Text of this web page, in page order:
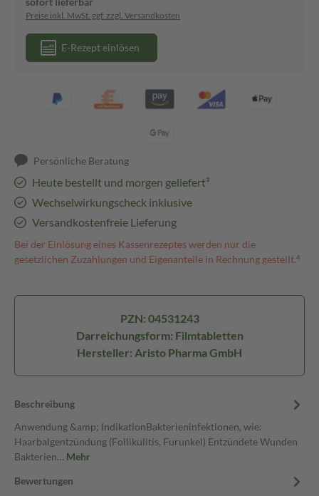
Preise inkl. MwSt. ggf. zzgl. Versandkosten
E-Rezept einlösen
Persönliche Beratung
Heute bestellt und morgen geliefert³
Wechselwirkungscheck inklusive
Versandkostenfreie Lieferung
Bei der Einlösung eines Kassenrezeptes werden nur die
gesetzlichen Zuzahlungen und Eigenanteile in Rechnung gestellt.⁴
PZN: 04531243
Darreichungsform: Filmtabletten
Hersteller: Aristo Pharma GmbH
Beschreibung
Anwendung &amp; IndikationBakterieninfektionen, wie:
Haarbalgentzündung (Follikulitis, Furunkel) Entzündete Wunden
Bakterien… Mehr
Bewertungen